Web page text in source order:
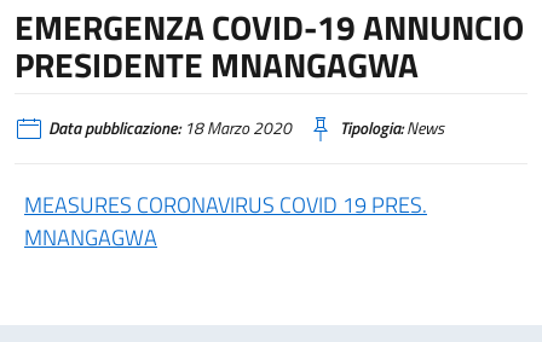
EMERGENZA COVID-19 ANNUNCIO
PRESIDENTE MNANGAGWA
Data pubblicazione:18 Marzo 2020 Tipologia:News
MEASURES CORONAVIRUS COVID 19 PRES.
MNANGAGWA